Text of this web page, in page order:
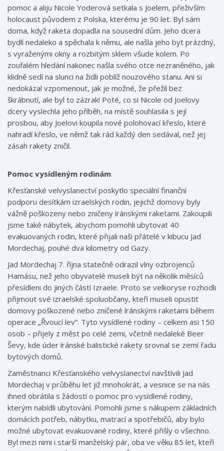
pomoc a aliju Nicole Yoderová setkala s Joelem, přeživším
holocaust původem z Polska, kterému je 90 let. Byl sám
doma, když raketa dopadla na sousední dům. Jeho dcera
bydlí nedaleko a spěchala k němu, ale našla jeho byt prázdný,
s vyraženými okny a rozbitým sklem všude kolem. Po
zoufalém hledání nakonec našla svého otce nezraněného, jak
klidně sedí na slunci na židli poblíž nouzového stanu. Ani si
nedokázal vzpomenout, jak je možné, že přežil bez
škrábnutí, ale byl to zázrak! Poté, co si Nicole od Joelovy
dcery vyslechla jeho příběh, na místě souhlasila s její
prosbou, aby Joelovi koupila nové polohovací křeslo, které
nahradí křeslo, ve němž tak rád každý den sedával, než jej
zásah rakety zničil.
Pomoc vysídleným rodinám
Křesťanské velvyslanectví poskytlo speciální finanční
podporu desítkám izraelských rodin, jejichž domovy byly
vážně poškozeny nebo zničeny íránskými raketami. Zakoupili
jsme také nábytek, abychom pomohli ubytovat 40
evakuovaných rodin, které přijali naši přátelé v kibucu Jad
Mordechaj, pouhé dva kilometry od Gazy.
Jad Mordechaj 7. října statečně odrazil vlny ozbrojenců
Hamásu, než jeho obyvatelé museli být na několik měsíců
přesídleni do jiných částí Izraele. Proto se velkoryse rozhodli
přijmout své izraelské spoluobčany, kteří museli opustit
domovy poškozené nebo zničené íránskými raketami během
operace „Řvoucí lev“. Tyto vysídlené rodiny – celkem asi 150
osob – přijely z měst po celé zemi, včetně nedaleké Beer
Ševy, kde úder íránské balistické rakety srovnal se zemí řadu
bytových domů.
Zaměstnanci Křesťanského velvyslanectví navštívili Jad
Mordechaj v průběhu let již mnohokrát, a vesnice se na nás
ihned obrátila s žádostí o pomoc pro vysídlené rodiny,
kterým nabídli ubytování. Pomohli jsme s nákupem základních
domácích potřeb, nábytku, matrací a spotřebičů, aby bylo
možné ubytovat evakuované rodiny, které přišly o všechno.
Byl mezi nimi i starší manželský pár, oba ve věku 85 let, kteří